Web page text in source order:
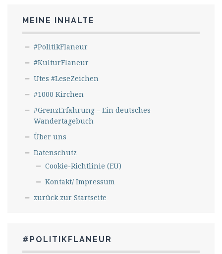
MEINE INHALTE
#PolitikFlaneur
#KulturFlaneur
Utes #LeseZeichen
#1000 Kirchen
#GrenzErfahrung – Ein deutsches
Wandertagebuch
Über uns
Datenschutz
Cookie-Richtlinie (EU)
Kontakt/ Impressum
zurück zur Startseite
#POLITIKFLANEUR